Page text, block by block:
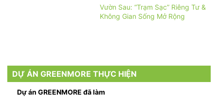
Vườn Sau: “Trạm Sạc” Riêng Tư &
Không Gian Sống Mở Rộng
DỰ ÁN GREENMORE THỰC HIỆN
Dự án GREENMORE đã làm